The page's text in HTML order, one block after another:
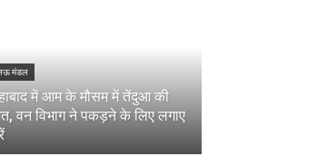
मंडल
में आम के मौसम में तेंदुआ की
वन विभाग ने पकड़ने के लिए लगाए